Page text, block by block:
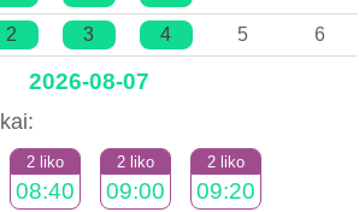
2 3 4 5 6
2026-08-07
2 liko
08:40
2 liko
09:00
2 liko
09:20